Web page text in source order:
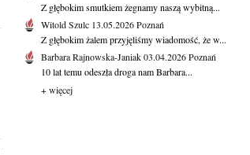
Z głębokim smutkiem żegnamy naszą wybitną...
Witold Szulc 13.05.2026Poznań
Z głębokim żalem przyjęliśmy wiadomość, że w...
Barbara Rajnowska-Janiak03.04.2026Poznań
10 lat temu odeszła droga nam Barbara...
+ więcej